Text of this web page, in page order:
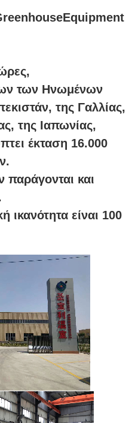
των Ηνωμένων
της Γαλλίας,
της Ιαπωνίας,
έκταση 16.000
και
ικανότητα είναι 100